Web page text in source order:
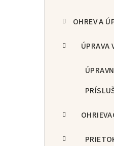
OHREV A
ÚPRAVA